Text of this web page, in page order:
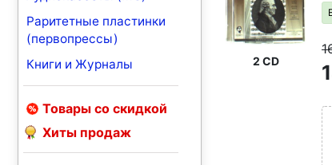
Раритетные пластинки
(первопрессы)
Книги и Журналы
Товары со скидкой
Хиты продаж
2 CD